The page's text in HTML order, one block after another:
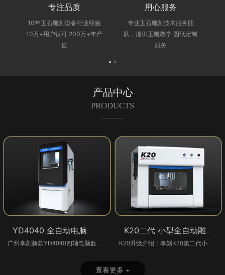
专注品质
10年玉石雕刻设备行业经验
10万+用户认可 200万+年产
值
用心服务
专业玉石雕刻技术服务团
队，提供玉雕教学 图纸定制
服务
产品中心
PRODUCTS
YD4040 全自动电脑雕刻玉石数控机_图片_参
广州享刻新款YD4040四轴电脑数控玉石雕刻机是玉鼎旗下品牌的一...
K20二代 小型全自动雕刻机
K20升级介绍：享刻K20第二代小型电脑雕刻机全新升级，比上一代...
查看更多 +